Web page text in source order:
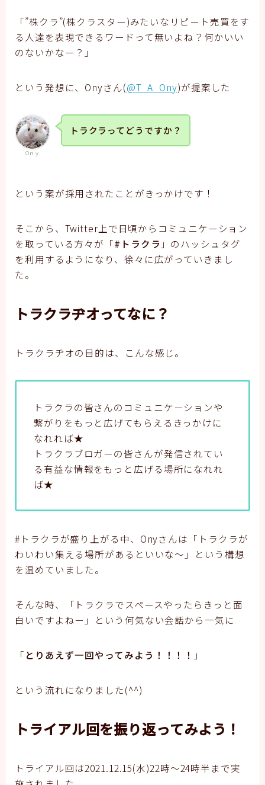
「”株クラ”(株クラスター)みたいなリピート売買をす
る人達を表現できるワードって無いよね？何かいい
のないかなー？」
という発想に、Onyさん(@T_A_Ony)が提案した
Oｎｙ
トラクラってどうですか？
という案が採用されたことがきっかけです！
そこから、Twitter上で日頃からコミュニケーション
を取っている方々が「#トラクラ 」のハッシュタグ
を利用するようになり、徐々に広がっていきまし
た。
トラクラヂオってなに？
トラクラヂオの目的は、こんな感じ。
トラクラの皆さんのコミュニケーションや
繋がりをもっと広げてもらえるきっかけに
なれれば★
トラクラブロガーの皆さんが発信されてい
る有益な情報をもっと広げる場所になれれ
ば★
#トラクラが盛り上がる中、Onyさんは「トラクラが
わいわい集える場所があるといいな〜」という構想
を温めていました。
そんな時、「トラクラでスペースやったらきっと面
白いですよねー」という何気ない会話から一気に
「 とりあえず一回やってみよう！！！！ 」
という流れになりました(^^)
トライアル回を振り返ってみよう！
トライアル回は2021.12.15(水)22時～24時半まで実